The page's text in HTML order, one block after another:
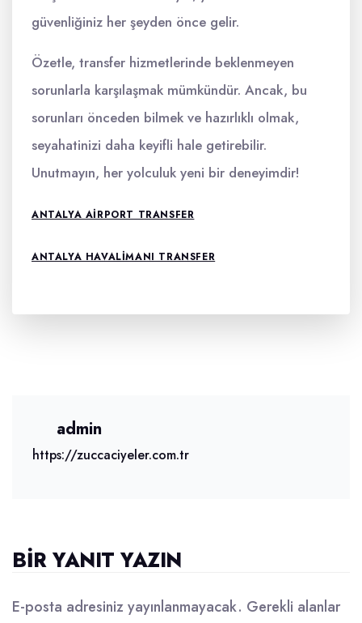
güvenliğiniz her şeyden önce gelir.
Özetle, transfer hizmetlerinde beklenmeyen
sorunlarla karşılaşmak mümkündür. Ancak, bu
sorunları önceden bilmek ve hazırlıklı olmak,
seyahatinizi daha keyifli hale getirebilir.
Unutmayın, her yolculuk yeni bir deneyimdir!
ANTALYA AIRPORT TRANSFER
ANTALYA HAVALIMANI TRANSFER
admin
https://zuccaciyeler.com.tr
BIR YANIT YAZIN
E-posta adresiniz yayınlanmayacak. Gerekli alanlar